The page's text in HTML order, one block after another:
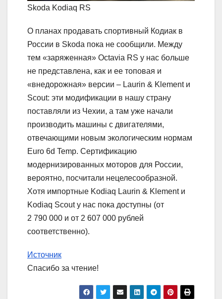
Skoda Kodiaq RS
О планах продавать спортивный Кодиак в
России в Skoda пока не сообщили. Между
тем «заряженная» Octavia RS у нас больше
не представлена, как и ее топовая и
«внедорожная» версии – Laurin & Klement и
Scout: эти модификации в нашу страну
поставляли из Чехии, а там уже начали
производить машины с двигателями,
отвечающими новым экологическим нормам
Euro 6d Temp. Сертификацию
модернизированных моторов для России,
вероятно, посчитали нецелесообразной.
Хотя импортные Kodiaq Laurin & Klement и
Kodiaq Scout у нас пока доступны (от
2 790 000 и от 2 607 000 рублей
соответственно).
Источник
Спасибо за чтение!